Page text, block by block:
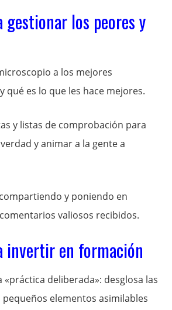
gestionar los peores y
a los mejores
qué es lo que les hace mejores.
y listas de comprobación para
y animar a la gente a
y poniendo en
valiosos recibidos.
invertir en formación
«práctica deliberada»: desglosa las
pequeños elementos asimilables